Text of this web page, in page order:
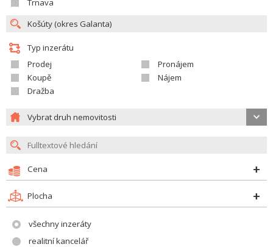
Trnava
Typ inzerátu
Prodej
Pronájem
Koupě
Nájem
Dražba
Vybrat druh nemovitosti
Cena
Plocha
všechny inzeráty
realitní kancelář